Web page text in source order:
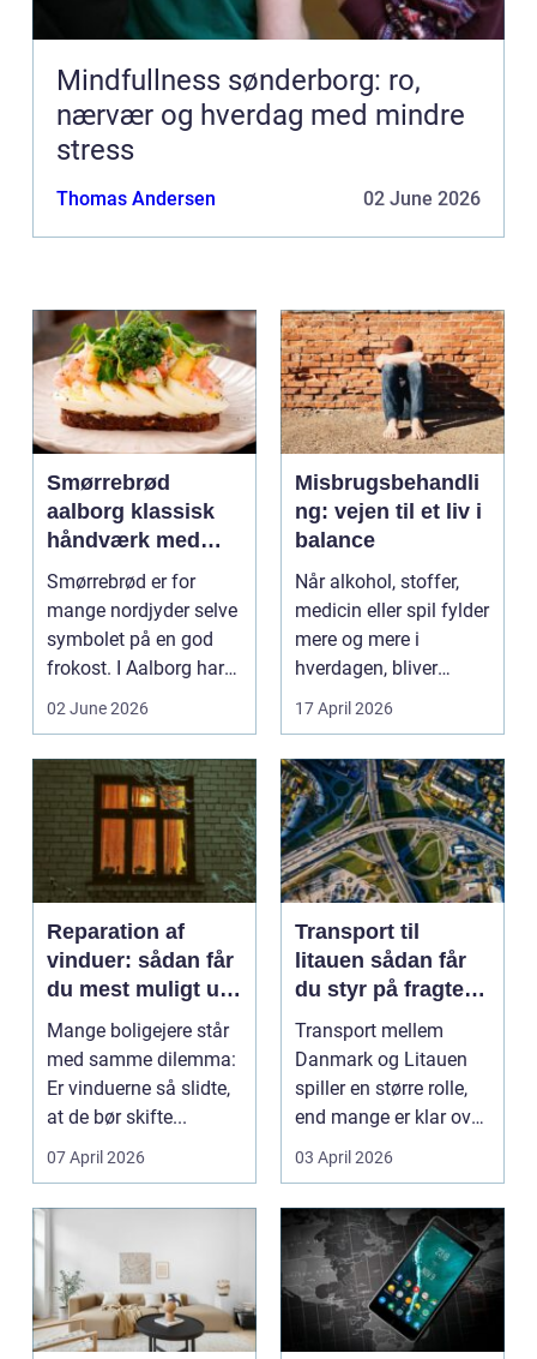
Mindfullness sønderborg: ro,
nærvær og hverdag med mindre
stress
Thomas Andersen 02 June 2026
Smørrebrød
aalborg klassisk
håndværk med
moderne twist
Smørrebrød er for
mange nordjyder selve
symbolet på en god
frokost. I Aalborg har
den klassiske spis...
02 June 2026
Misbrugsbehandli
ng: vejen til et liv i
balance
Når alkohol, stoffer,
medicin eller spil fylder
mere og mere i
hverdagen, bliver
grænsen...
17 April 2026
Reparation af
vinduer: sådan får
du mest muligt ud
af dine gamle
vinduer
Mange boligejere står
med samme dilemma:
Er vinduerne så slidte,
at de bør skifte...
07 April 2026
Transport til
litauen sådan får
du styr på fragten
til baltikum
Transport mellem
Danmark og Litauen
spiller en større rolle,
end mange er klar over.
Litauen er et n...
03 April 2026